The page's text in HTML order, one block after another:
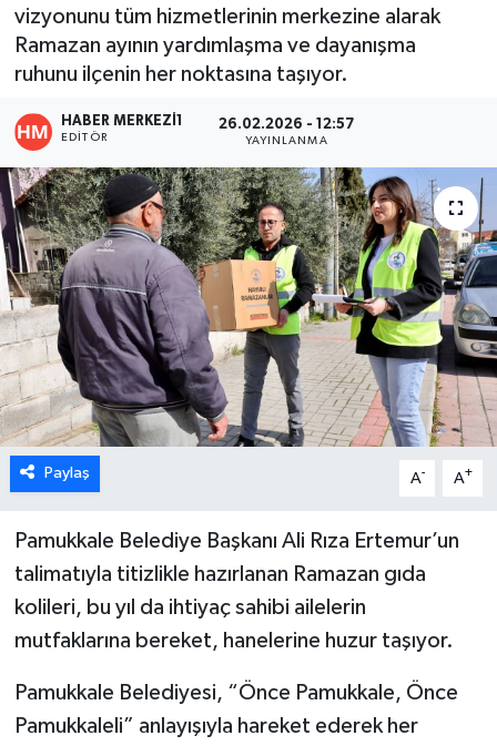
vizyonunu tüm hizmetlerinin merkezine alarak
Ramazan ayının yardımlaşma ve dayanışma
ruhunu ilçenin her noktasına taşıyor.
HABER MERKEZI1
EDITÖR
26.02.2026 - 12:57
YAYINLANMA
Paylaş A- A+
Pamukkale Belediye Başkanı Ali Rıza Ertemur’un
talimatıyla titizlikle hazırlanan Ramazan gıda
kolileri, bu yıl da ihtiyaç sahibi ailelerin
mutfaklarına bereket, hanelerine huzur taşıyor.
Pamukkale Belediyesi, “Önce Pamukkale, Önce
Pamukkaleli” anlayışıyla hareket ederek her
KÜLTÜR SANAT
SPOR
MAGAZİN
ÖZEL HABER
DTO
RESMİ REKLAM
Son Dakika Haberleri
Haber Arşivi